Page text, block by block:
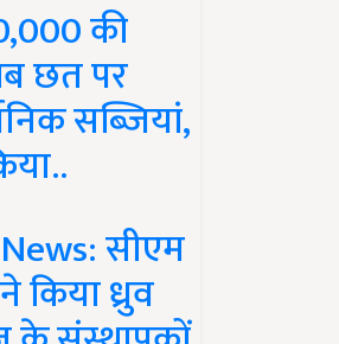
की
छत पर
सब्जियां,
सीएम
किया ध्रुव